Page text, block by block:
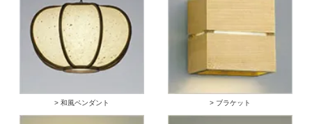
> 和風ペンダント > ブラケット